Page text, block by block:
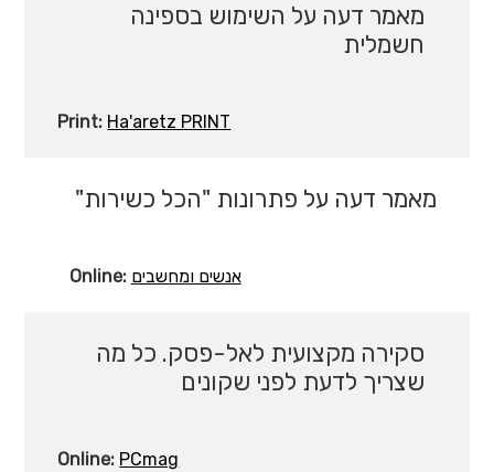
מאמר דעה על השימוש בספינה
חשמלית
Print: Ha'aretz PRINT
מאמר דעה על פתרונות "הכל כשירות"
Online: אנשים ומחשבים
סקירה מקצועית לאל-פסק. כל מה
שצריך לדעת לפני שקונים
Online: PCmag